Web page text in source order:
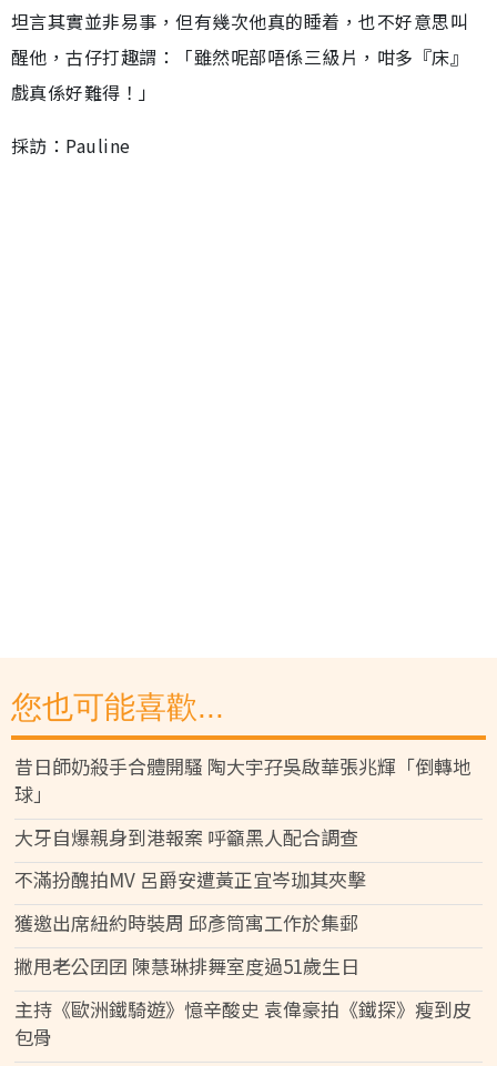
坦言其實並非易事，但有幾次他真的睡着，也不好意思叫
醒他，古仔打趣謂：「雖然呢部唔係三級片，咁多『床』
戲真係好難得！」
採訪：Pauline
您也可能喜歡...
昔日師奶殺手合體開騷 陶大宇孖吳啟華張兆輝「倒轉地
球」
大牙自爆親身到港報案 呼籲黑人配合調查
不滿扮醜拍MV 呂爵安遭黃正宜岑珈其夾擊
獲邀出席紐約時裝周 邱彥筒寓工作於集郵
撇甩老公囝囝 陳慧琳排舞室度過51歲生日
主持《歐洲鐵騎遊》憶辛酸史 袁偉豪拍《鐵探》瘦到皮
包骨